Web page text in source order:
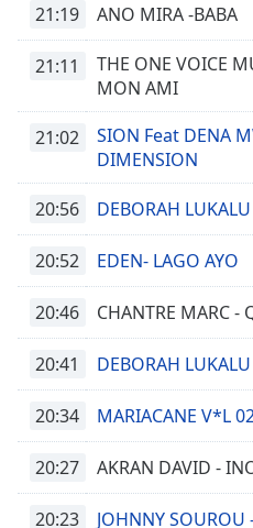
Opacity
Background
Color
Opacity
Caption
Area
Background
Color
Opacity
Font
Size
21:19 ANO MIRA -BABA
21:11
THE ONE VOICE
MON AMI
21:02
SION Feat DENA
DIMENSION
20:56 DEBORAH LUKALU
20:52 EDEN- LAGO AYO
20:46 CHANTRE MARC -
20:41 DEBORAH
20:34 MARIACANE V*L
20:27 AKRAN DAVID -
20:23 JOHNNY SOUROU